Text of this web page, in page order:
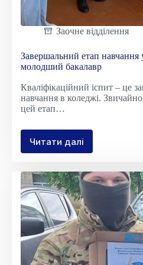
Заочне відділення
Завершальний етап
молодший бакалавр
Кваліфікаційний іспит – це
навчання в коледжі.
цей етап…
Читати даліЗавершальний
навчання
у
юристів
ОС
Фаховий
молодший
бакалавр